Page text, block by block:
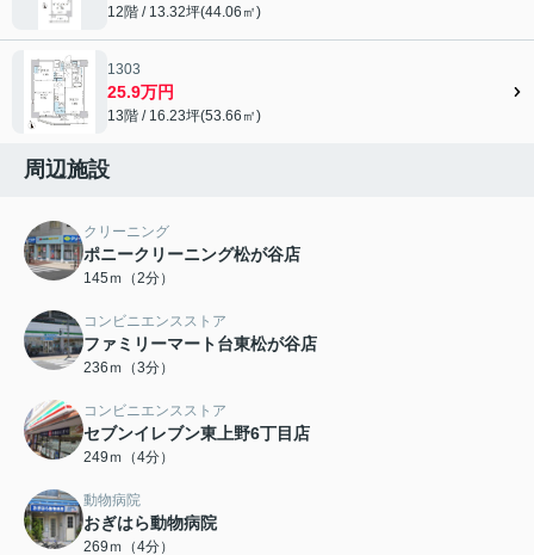
12階 / 13.32坪(44.06㎡)
1303
25.9万円
13階 / 16.23坪(53.66㎡)
周辺施設
クリーニング
ポニークリーニング松が谷店
145ｍ（2分）
コンビニエンスストア
ファミリーマート台東松が谷店
236ｍ（3分）
コンビニエンスストア
セブンイレブン東上野6丁目店
249ｍ（4分）
動物病院
おぎはら動物病院
269ｍ（4分）